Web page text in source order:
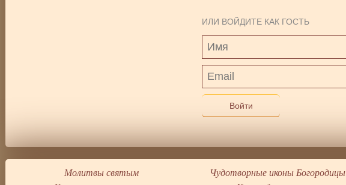
ИЛИ ВОЙДИТЕ КАК ГОСТЬ
Войти
Молитвы святым Чудотворные иконы Богородицы